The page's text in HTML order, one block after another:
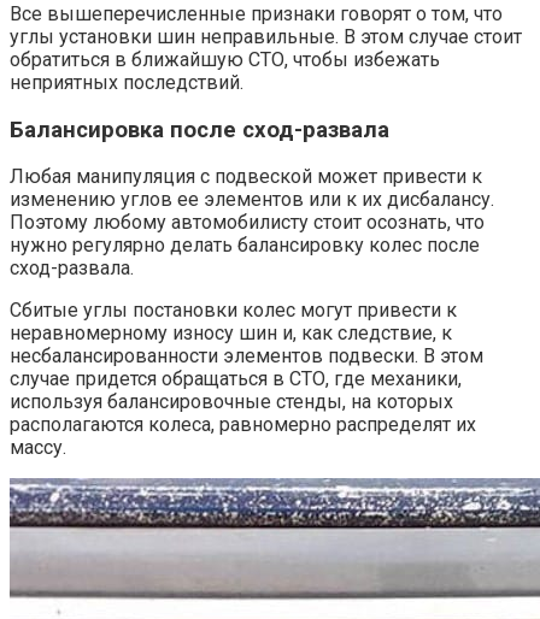
Все вышеперечисленные признаки говорят о том, что
углы установки шин неправильные. В этом случае стоит
обратиться в ближайшую СТО, чтобы избежать
неприятных последствий.
Балансировка после сход-развала
Любая манипуляция с подвеской может привести к
изменению углов ее элементов или к их дисбалансу.
Поэтому любому автомобилисту стоит осознать, что
нужно регулярно делать балансировку колес после
сход-развала.
Сбитые углы постановки колес могут привести к
неравномерному износу шин и, как следствие, к
несбалансированности элементов подвески. В этом
случае придется обращаться в СТО, где механики,
используя балансировочные стенды, на которых
располагаются колеса, равномерно распределят их
массу.